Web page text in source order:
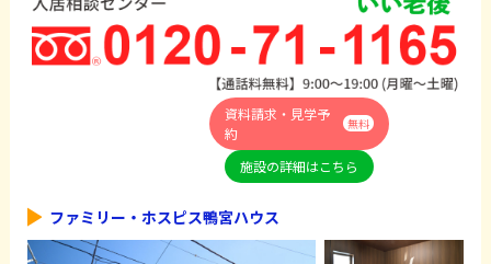
資料請求・見学予
約
無料
施設の詳細はこちら
ファミリー・ホスピス鴨宮ハウス